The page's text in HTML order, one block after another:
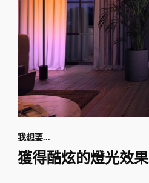
我想要...
獲得酷炫的燈光效果